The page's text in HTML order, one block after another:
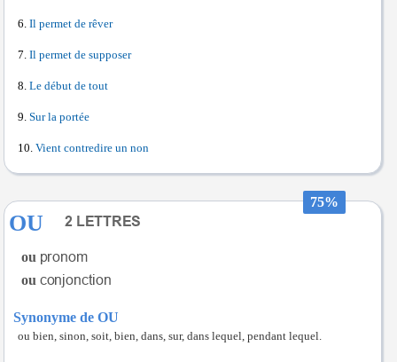
Il permet de rêver
Il permet de supposer
Le début de tout
Sur la portée
Vient contredire un non
75%
OU
ou
ou
Synonyme de OU
ou bien, sinon, soit, bien, dans, sur, dans lequel, pendant lequel.